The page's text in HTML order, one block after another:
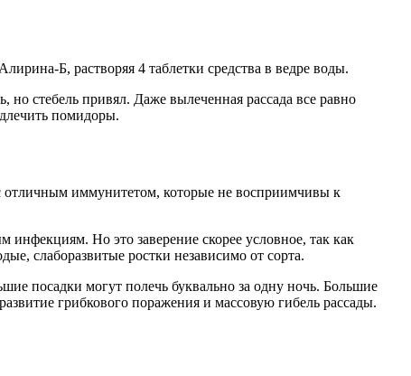
Б, растворяя 4 таблетки средства в ведре воды.
но стебель привял. Даже вылеченная рассада все равно
помидоры.
отличным иммунитетом, которые не восприимчивы к
Но это заверение скорее условное, так как
слаборазвитые ростки независимо от сорта.
посадки могут полечь буквально за одну ночь. Большие
грибкового поражения и массовую гибель рассады.